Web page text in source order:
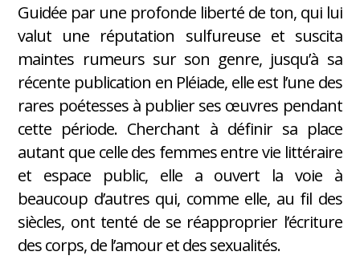
Guidée par une profonde liberté de ton, qui lui
valut une réputation sulfureuse et suscita
maintes rumeurs sur son genre, jusqu’à sa
récente publication en Pléiade, elle est l’une des
rares poétesses à publier ses œuvres pendant
cette période. Cherchant à définir sa place
autant que celle des femmes entre vie littéraire
et espace public, elle a ouvert la voie à
beaucoup d’autres qui, comme elle, au fil des
siècles, ont tenté de se réapproprier l’écriture
des corps, de l’amour et des sexualités.